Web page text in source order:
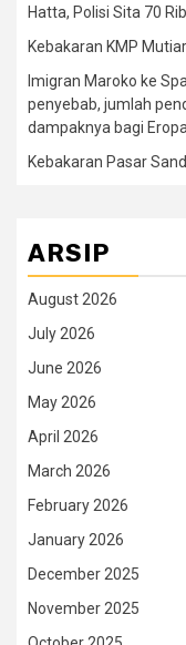
Hatta, Polisi Sita 70
Kebakaran KMP
Imigran Maroko ke
penyebab, jumlah
dampaknya bagi Eropa.
Kebakaran Pasar
ARSIP
August 2026
July 2026
June 2026
May 2026
April 2026
March 2026
February 2026
January 2026
December 2025
November 2025